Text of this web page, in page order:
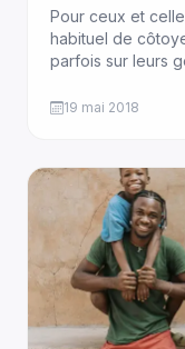
Pour ceux et
habituel de
parfois sur leurs
gravitent en
19 mai 2018